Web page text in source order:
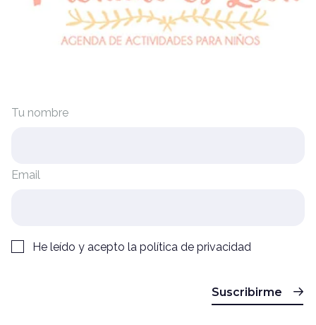
Tu nombre
Email
He leído y acepto la política de privacidad
Suscribirme